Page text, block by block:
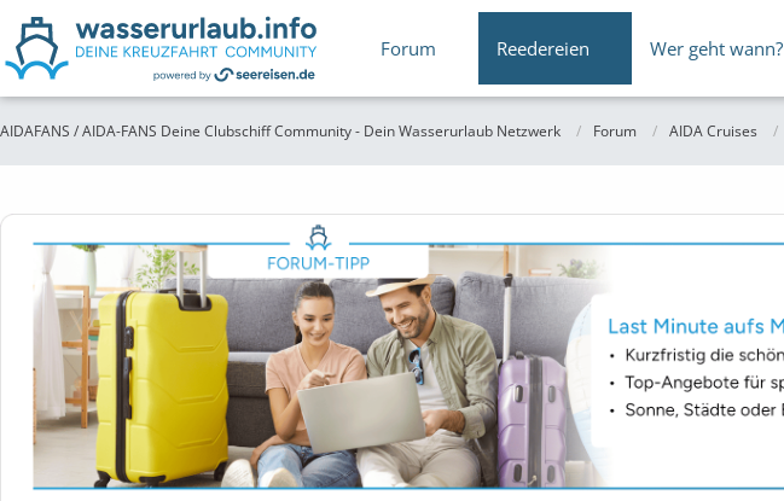
Forum Reedereien Wer geht wann?
AIDAFANS / AIDA-FANS Deine Clubschiff Community - Dein Wasserurlaub Netzwerk Forum AIDA Cruises